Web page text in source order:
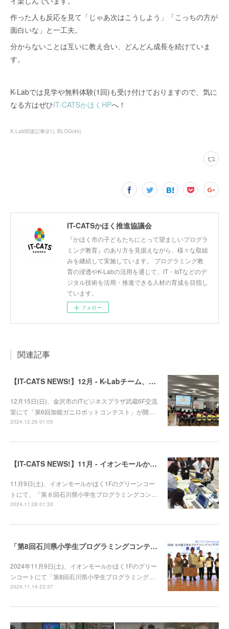
作った人も反応を見て「じゃあ次はこうしよう」「こっちの方が
面白いな」と一工夫。
分からないことは互いに教え合い、どんどん成長を続けていま
す。
K-Labでは見学や無料体験(1回)も受け付けておりますので、気に
なる方はぜひIT-CATSかほくHPへ！
K-Lab関連記事(21) BLOG(40)
IT-CATSかほく推進協議会
『かほく市の子どもたちにとって望ましいプログラ
ミング教育』のあり方を見据えながら、様々な取組
みを継続して実施しています。 プログラミング教
育の浸透やK-Labの活用を通じて、IT・IoTなどのデ
ジタル技術を活用・推進できる人材の育成を目指し
ています。
フォロー
関連記事
【IT-CATS NEWS!】12月 - K-Labチーム、第6回加能ガニロボコンに参戦！
12月15日(日)、金沢市のITビジネスプラザ武蔵6F交流
室にて「第6回加能ガニロボットコンテスト」が開…
2024.12.26 01:05
【IT-CATS NEWS!】11月 - イオンモールかほくでプログラミング体験コーナーを開催！
11月9日(土)、イオンモールかほく1Fのグリーンコー
トにて、「第８回石川県小学生プログラミングコン…
2024.11.28 01:33
「第8回石川県小学生プログラミングコンテスト」審査結果発表！
2024年11月9日(土)、イオンモールかほく1Fのグリー
ンコートにて「第8回石川県小学生プログラミング…
2024.11.14 23:37